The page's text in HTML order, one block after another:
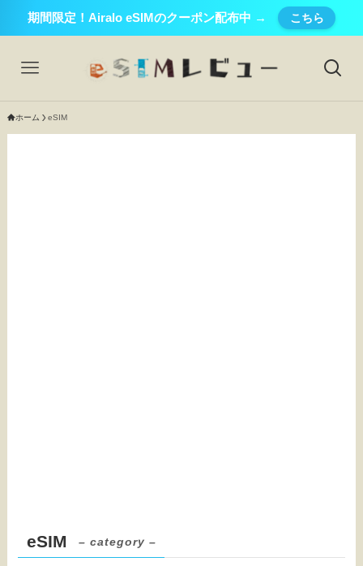
期間限定！Airalo eSIMのクーポン配布中 → こちら
ホーム eSIM
eSIM – category –